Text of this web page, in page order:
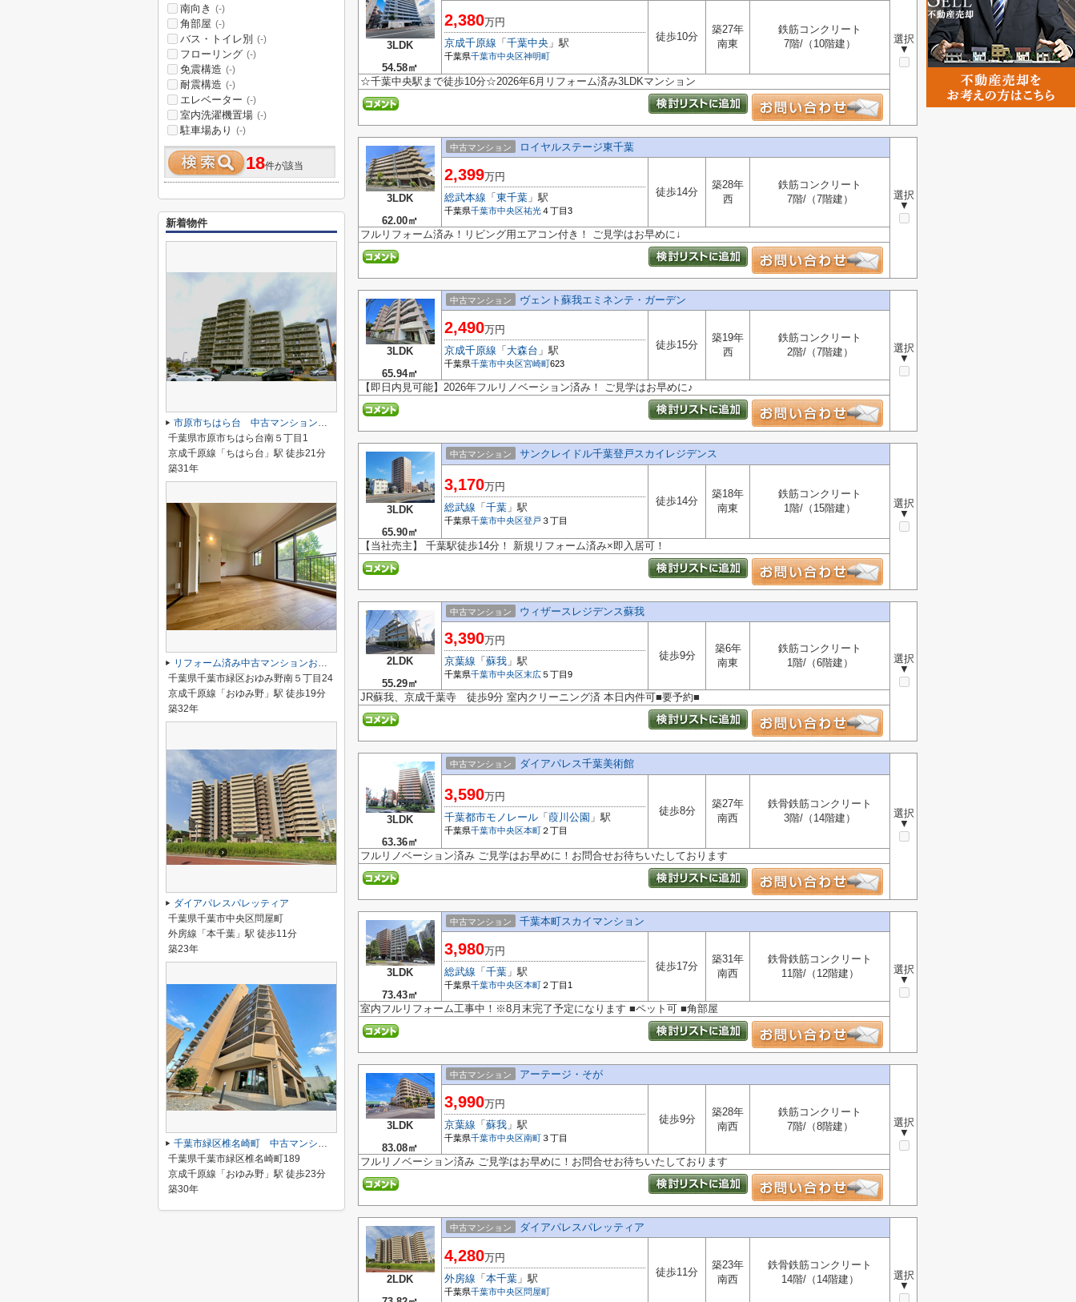
3LDK
54.58㎡
選択
▼
2,380万円
京成千原線 「 千葉中央 」駅
千葉県千葉市中央区神明町
徒歩10分
築27年
南東
鉄筋コンクリート
7階/（10階建）
☆千葉中央駅まで徒歩10分☆2026年6月リフォーム済み3LDKマンション
3LDK
62.00㎡
中古マンション ロイヤルステージ東千葉
選択
▼
2,399万円
総武本線 「 東千葉 」駅
千葉県千葉市中央区祐光４丁目3
徒歩14分
築28年
西
鉄筋コンクリート
7階/（7階建）
フルリフォーム済み！リビング用エアコン付き！ ご見学はお早めに↓
3LDK
65.94㎡
中古マンション ヴェント蘇我エミネンテ・ガーデン
選択
▼
2,490万円
京成千原線 「 大森台 」駅
千葉県千葉市中央区宮崎町623
徒歩15分
築19年
西
鉄筋コンクリート
2階/（7階建）
【即日内見可能】2026年フルリノベーション済み！ ご見学はお早めに♪
3LDK
65.90㎡
中古マンション サンクレイドル千葉登戸スカイレジデンス
選択
▼
3,170万円
総武線 「 千葉 」駅
千葉県千葉市中央区登戸３丁目
徒歩14分
築18年
南東
鉄筋コンクリート
1階/（15階建）
【当社売主】 千葉駅徒歩14分！ 新規リフォーム済み×即入居可！
2LDK
55.29㎡
中古マンション ウィザースレジデンス蘇我
選択
▼
3,390万円
京葉線 「 蘇我 」駅
千葉県千葉市中央区末広 ５丁目9
徒歩9分
築6年
南東
鉄筋コンクリート
1階/（6階建）
JR蘇我、京成千葉寺 徒歩9分 室内クリーニング済 本日内件可■要予約■
3LDK
63.36㎡
中古マンション ダイアパレス千葉美術館
選択
▼
3,590万円
千葉都市モノレール 「 葭川公園 」駅
千葉県千葉市中央区本町 ２丁目
徒歩8分
築27年
南西
鉄骨鉄筋コンクリート
3階/（14階建）
フルリノベーション済み ご見学はお早めに！お問合せお待ちいたしております
3LDK
73.43㎡
中古マンション 千葉本町スカイマンション
選択
▼
3,980万円
総武線 「 千葉 」駅
千葉県千葉市中央区本町 ２丁目1
徒歩17分
築31年
南西
鉄骨鉄筋コンクリート
11階/（12階建）
室内フルリフォーム工事中！※8月末完了予定になります ■ペット可 ■角部屋
3LDK
83.08㎡
中古マンション アーテージ・そが
選択
▼
3,990万円
京葉線 「 蘇我 」駅
千葉県千葉市中央区南町３丁目
徒歩9分
築28年
南西
鉄筋コンクリート
7階/（8階建）
フルリノベーション済み ご見学はお早めに！お問合せお待ちいたしております
2LDK
中古マンション ダイアパレスパレッティア
選択
▼
4,280万円
外房線 「 本千葉 」駅
千葉県千葉市中央区問屋町
徒歩11分
築23年
南西
鉄骨鉄筋コンクリート
14階/（14階建）
南向き (-)
角部屋 (-)
バス・トイレ別 (-)
フローリング (-)
免震構造 (-)
耐震構造 (-)
エレベーター (-)
室内洗濯機置場 (-)
駐車場あり (-)
18件が該当
新着物件
市原市ちはら台 中古マンション アーバンデュオちはら台
千葉県市原市ちはら台南５丁目1
京成千原線「ちはら台」駅 徒歩21分
築31年
リフォーム済み中古マンションおゆみ野ハイムA
千葉県千葉市緑区おゆみ野南５丁目24
京成千原線「おゆみ野」駅 徒歩19分
築32年
ダイアパレスパレッティア
千葉県千葉市中央区問屋町
外房線「本千葉」駅 徒歩11分
築23年
千葉市緑区椎名崎町 中古マンション 京成千原線「おゆみ野」駅
千葉県千葉市緑区椎名崎町189
京成千原線「おゆみ野」駅 徒歩23分
築30年